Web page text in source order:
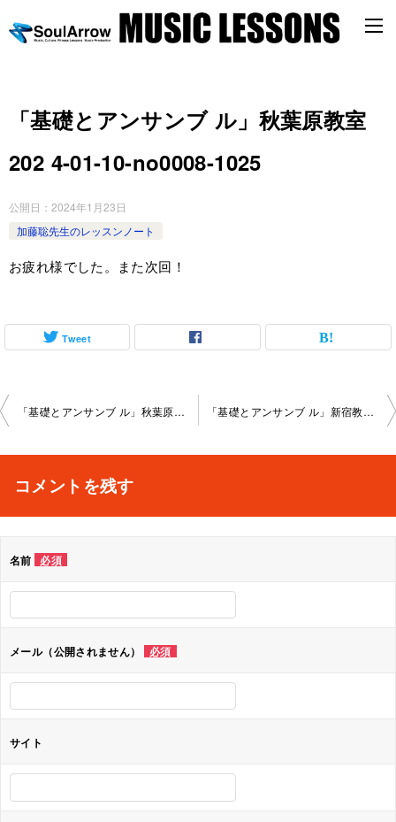
「基礎とアンサンブ ル」秋葉原教室
202 4-01-10-no0008-1025
公開日： 2024年1月23日
加藤聡先生のレッスンノート
お疲れ様でした。また次回！
Tweet
投
ビ
シ
ョ
ン
「基礎とアンサンブ ル」秋葉原教室202 4-01-10-no0008-1024 「基礎とアンサンブ ル」新宿教室2024-01-10-no0008-1028
コメントを残す
名前 必須
メール（公開されません） 必須
サイト